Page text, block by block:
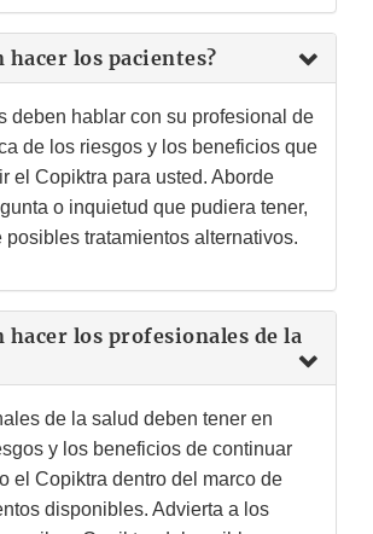
hacer los pacientes?
deben hablar con su profesional de
de los riesgos y los beneficios que
el Copiktra para usted. Aborde
o inquietud que pudiera tener,
posibles tratamientos alternativos.
hacer los profesionales de la
de la salud deben tener en
y los beneficios de continuar
el Copiktra dentro del marco de
disponibles. Advierta a los